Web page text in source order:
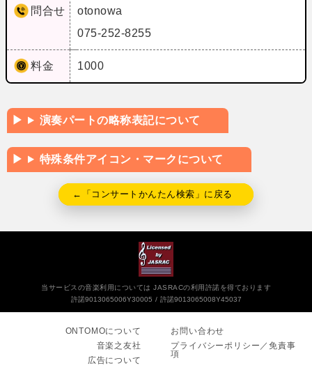
問合せ
otonowa
075-252-8255
料金 1000
演奏パートの略称表記について
特殊条件アイコン・マークについて
←「コンサートかんたん検索」に戻る
当サービスの音楽利用については JASRACの利用許諾を得ております
許諾9013065006Y30005
許諾9013065008Y45037
ONTOMOについて
音楽之友社
広告について
お問い合わせ
プライバシーポリシー／免責事
項